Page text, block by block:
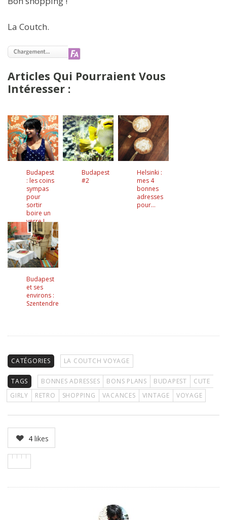
La Coutch.
Articles Qui Pourraient Vous
Intéresser :
Budapest
: les coins
sympas
pour
sortir
boire un
verre !
Budapest
#2
Helsinki :
mes 4
bonnes
adresses
pour…
Budapest
et ses
environs :
Szentendre
CATÉGORIES LA COUTCH VOYAGE
TAGS BONNES ADRESSES BONS PLANS BUDAPEST
CUTE
GIRLY
RETRO SHOPPING VACANCES VINTAGE VOYAGE
4likes